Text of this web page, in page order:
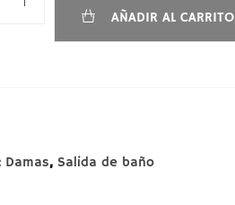
AÑADIR AL CARRITO
Damas, Salida de baño